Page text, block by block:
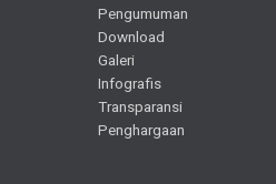
Pengumuman
Download
Galeri
Infografis
Transparansi
Penghargaan